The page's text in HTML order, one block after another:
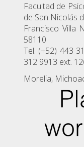
Facultad de
de San Nicolás
Francisco Villa
58110
Tel. (+52) 443
312 9913 ext.
Morelia,